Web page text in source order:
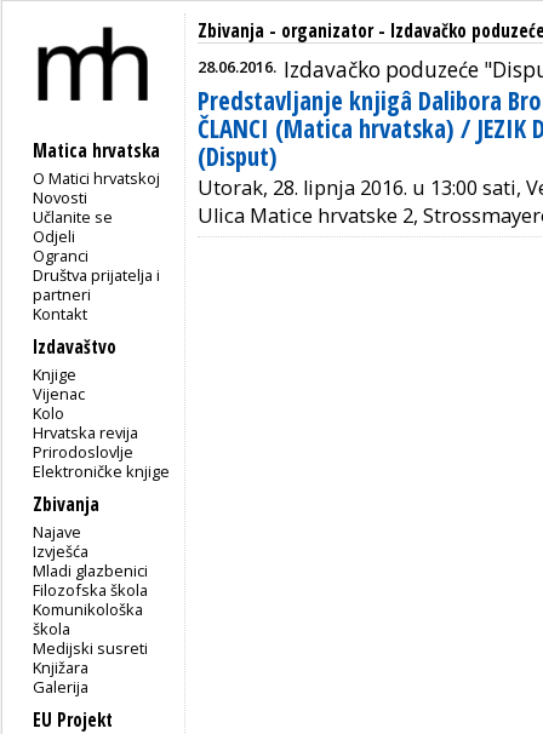
Matica hrvatska
O Matici hrvatskoj
Novosti
Učlanite se
Odjeli
Ogranci
Društva prijatelja i
partneri
Kontakt
Izdavaštvo
Knjige
Vijenac
Kolo
Hrvatska revija
Prirodoslovlje
Elektroničke knjige
Zbivanja
Najave
Izvješća
Mladi glazbenici
Filozofska škola
Komunikološka
škola
Medijski susreti
Knjižara
Galerija
EU Projekt
Zbivanja - organizator - Izdavačko
28.06.2016. Izdavačko poduzeće
Predstavljanje knjigâ Dalibora
ČLANCI (Matica hrvatska) / JEZIK
(Disput)
Utorak, 28. lipnja 2016. u 13:00 sati,
Ulica Matice hrvatske 2,